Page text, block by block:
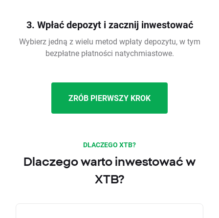
3. Wpłać depozyt i zacznij inwestować
Wybierz jedną z wielu metod wpłaty depozytu, w tym
bezpłatne płatności natychmiastowe.
ZRÓB PIERWSZY KROK
DLACZEGO XTB?
Dlaczego warto inwestować w
XTB?